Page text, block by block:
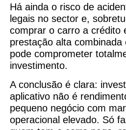
Há ainda o risco de
legais no sector e,
comprar o carro a crédito
prestação alta
pode comprometer
investimento.
A conclusão é clara:
aplicativo não é
pequeno negócio com
operacional elevado. Só